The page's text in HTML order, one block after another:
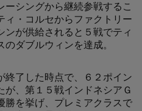
ーシングから継続参戦するこ
ィ・コルセからファクトリー
ンが供給されると５戦でティ
ダブルウィンを達成。
終了した時点で、６２ポイン
が、第１５戦インドネシアＧ
勝を挙げ、プレミアクラスで